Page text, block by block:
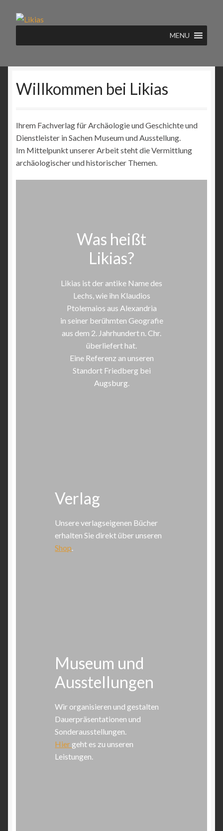
Zur
springen
Zum
springen
MENU
Willkommen bei Likias
Ihrem Fachverlag für Archäologie und Geschichte und
Dienstleister in Sachen Museum und Ausstellung.
Im Mittelpunkt unserer Arbeit steht die Vermittlung
archäologischer und historischer Themen.
Was heißt
Likias?
Likias ist der antike Name des
Lechs, wie ihn Klaudios
Ptolemaios aus Alexandria
in seiner berühmten Geografie
aus dem 2. Jahrhundert n. Chr.
überliefert hat.
Eine Referenz an unseren
Standort Friedberg bei
Augsburg.
Verlag
Unsere verlagseigenen Bücher
erhalten Sie direkt über unseren
Shop.
Museum und
Ausstellungen
Wir organisieren und gestalten
Dauerpräsentationen und
Sonderausstellungen.
Hier geht es zu unseren
Leistungen.